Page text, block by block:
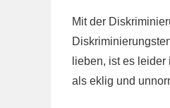
Mit der
lieben, ist es
als eklig und